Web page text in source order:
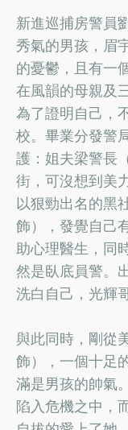
新進巡捕房警員
秀氣的男孩，眉
的憂鬱，且有一
在風韻的母親及
為了證明自己，
校。畢業分發警
護：姐夫梁警長
街，可沒想到美
以狠勁出名的黑
飾），發覺自己
助心理醫生，同
然是臥底員警。
洗白自己，光輝
與此同時，剛從
飾），一個十足
滿是男孩的帥氣
陷入危機之中，